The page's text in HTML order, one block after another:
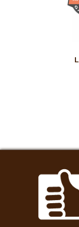
Lehepuhur PB-2620 X-